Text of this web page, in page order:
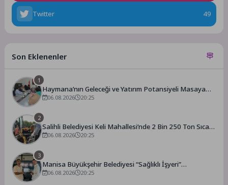
Twitter 49
Son Eklenenler
1
Haymana’nın Geleceği ve Yatırım Potansiyeli Masaya
Yatırıldı
06.08.2026 20:25
2
Salihli Belediyesi Keli Mahallesi’nde 2 Bin 250 Ton Sıcak
Asfalt Çalışmasını Tamamladı
06.08.2026 20:25
3
Manisa Büyükşehir Belediyesi “Sağlıklı İşyeri”
Sertifikasını Aldı
06.08.2026 20:25